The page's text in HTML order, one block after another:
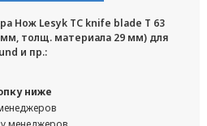
Нож Lesyk TC knife blade T 63
толщ. материала 29 мм) для
и пр.:
ниже